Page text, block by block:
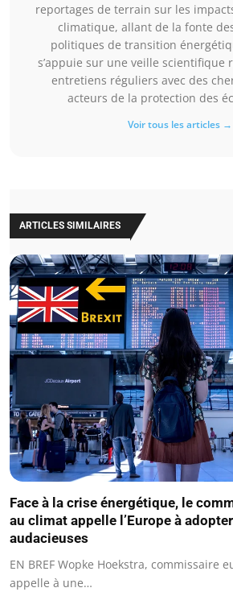
reportages de terrain sur les
climatique, allant de la fonte
politiques de transition
s’appuie sur une veille scientifique
entretiens réguliers avec des
acteurs de la protection des
Voir tous les articles →
ARTICLES SIMILAIRES
Face à la crise énergétique, le
au climat appelle l’Europe à
audacieuses
EN BREF Wopke Hoekstra, commissaire
appelle à une…